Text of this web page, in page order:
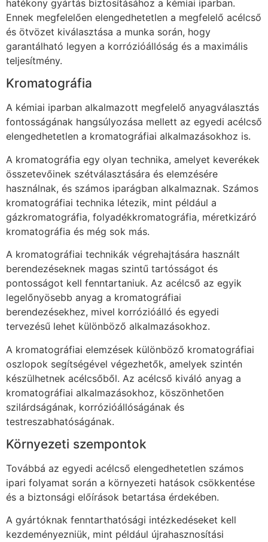
hatékony gyártás biztosításához a kémiai iparban.
Ennek megfelelően elengedhetetlen a megfelelő acélcső
és ötvözet kiválasztása a munka során, hogy
garantálható legyen a korrózióállóság és a maximális
teljesítmény.
Kromatográfia
A kémiai iparban alkalmazott megfelelő anyagválasztás
fontosságának hangsúlyozása mellett az egyedi acélcső
elengedhetetlen a kromatográfiai alkalmazásokhoz is.
A kromatográfia egy olyan technika, amelyet keverékek
összetevőinek szétválasztására és elemzésére
használnak, és számos iparágban alkalmaznak. Számos
kromatográfiai technika létezik, mint például a
gázkromatográfia, folyadékkromatográfia, méretkizáró
kromatográfia és még sok más.
A kromatográfiai technikák végrehajtására használt
berendezéseknek magas szintű tartósságot és
pontosságot kell fenntartaniuk. Az acélcső az egyik
legelőnyösebb anyag a kromatográfiai
berendezésekhez, mivel korrózióálló és egyedi
tervezésű lehet különböző alkalmazásokhoz.
A kromatográfiai elemzések különböző kromatográfiai
oszlopok segítségével végezhetők, amelyek szintén
készülhetnek acélcsőből. Az acélcső kiváló anyag a
kromatográfiai alkalmazásokhoz, köszönhetően
szilárdságának, korrózióállóságának és
testreszabhatóságának.
Környezeti szempontok
Továbbá az egyedi acélcső elengedhetetlen számos
ipari folyamat során a környezeti hatások csökkentése
és a biztonsági előírások betartása érdekében.
A gyártóknak fenntarthatósági intézkedéseket kell
kezdeményezniük, mint például újrahasznosítási